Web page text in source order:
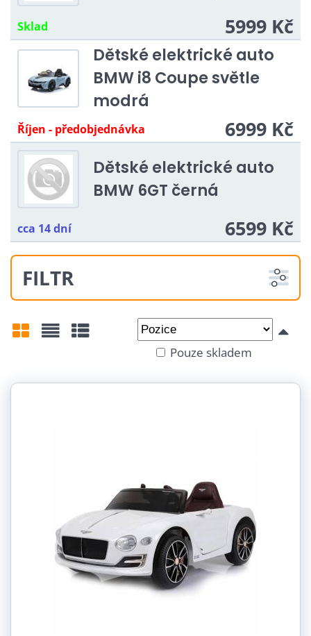
Sklad 5999 Kč
Dětské elektrické auto
BMW i8 Coupe světle
modrá
Říjen - předobjednávka 6999 Kč
Dětské elektrické auto
BMW 6GT černá
cca 14 dní 6599 Kč
FILTR
Do:Pouze skladem